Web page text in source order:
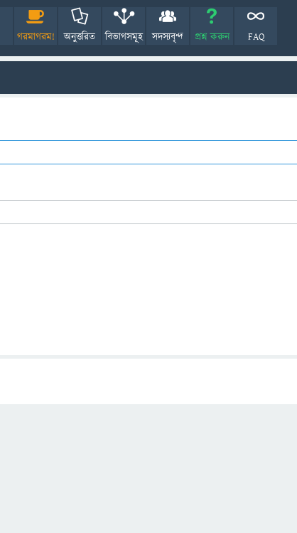
গরমাগরম! অনুত্তরিত বিভাগসমূহ সদস্যবৃন্দ প্রশ্ন করুন FAQ